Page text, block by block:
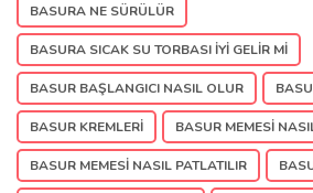
BASURA NE SÜRÜLÜR
BASURA SICAK SU TORBASI IYI GELIR MI
BASUR BAŞLANGICI NASIL OLUR
BASUR KREMLERI BASUR MEMESI
BASUR MEMESI NASIL PATLATILIR